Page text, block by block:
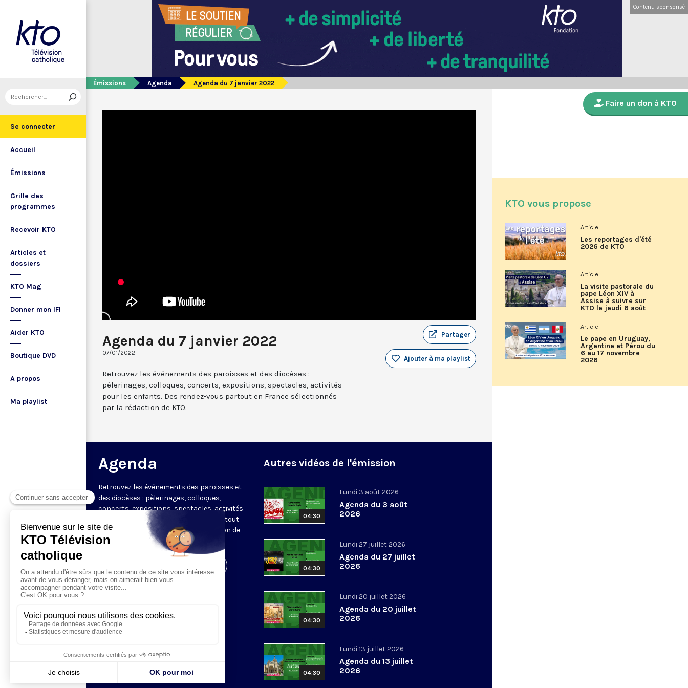
Se connecter
Accueil
Émissions
Grille des
programmes
Recevoir KTO
Articles et
dossiers
KTO Mag
Donner mon IFI
Aider KTO
Boutique DVD
A propos
Ma playlist
Contenu sponsorisé
Émissions Agenda Agenda du 7 janvier 2022
Agenda du 7 janvier 2022
07/01/2022
Partager
Ajouter à ma playlist
Retrouvez les événements des paroisses et des diocèses :
pèlerinages, colloques, concerts, expositions, spectacles, activités
pour les enfants. Des rendez-vous partout en France sélectionnés
par la rédaction de KTO.
Agenda
Retrouvez les événements des paroisses et
des diocèses : pèlerinages, colloques,
concerts, expositions, spectacles, activités
pour les enfants. Des rendez-vous partout
en France sélectionnés par la rédaction de
KTO.
Autres vidéos de l'émission
04:30
Lundi 3 août 2026
Agenda du 3 août
2026
04:30
Lundi 27 juillet 2026
Agenda du 27 juillet
2026
04:30
Lundi 20 juillet 2026
Agenda du 20 juillet
2026
04:30
Lundi 13 juillet 2026
Agenda du 13 juillet
2026
Faire un don à KTO
KTO vous propose
Article
Les reportages d'été
2026 de KTO
Article
La visite pastorale du
pape Léon XIV à
Assise à suivre sur
KTO le jeudi 6 août
Article
Le pape en Uruguay,
Argentine et Pérou du
6 au 17 novembre
2026